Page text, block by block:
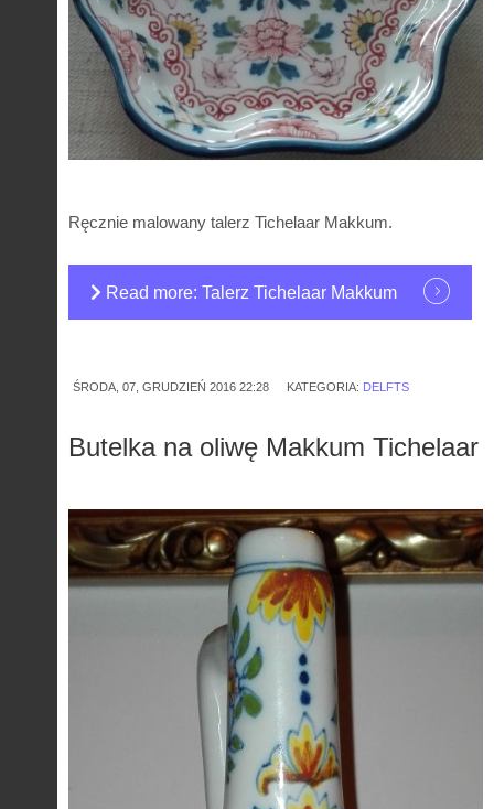
Ręcznie malowany talerz Tichelaar Makkum.
Read more: Talerz Tichelaar Makkum
ŚRODA, 07, GRUDZIEŃ 2016 22:28 KATEGORIA: DELFTS
Butelka na oliwę Makkum Tichelaar